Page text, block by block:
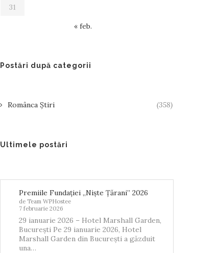
31
« feb.
Postări după categorii
Românca Știri (358)
Ultimele postări
Premiile Fundației „Niște Țărani” 2026
de Team WPHostee
7 februarie 2026
29 ianuarie 2026 – Hotel Marshall Garden,
București Pe 29 ianuarie 2026, Hotel
Marshall Garden din București a găzduit
una…